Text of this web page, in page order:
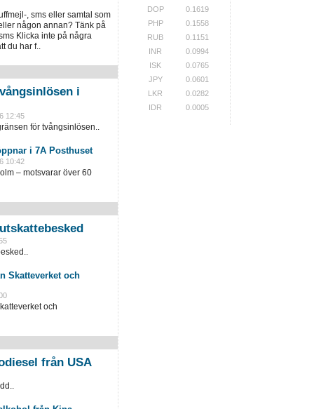
, sms eller samtal som
någon annan? Tänk på
Klicka inte på några
du har f..
i
12:45
för tvångsinlösen..
i 7A Posthuset
10:42
– motsvarar över 60
Skatteverket och
och
från USA
DOP
0.1619
PHP
0.1558
RUB
0.1151
INR
0.0994
ISK
0.0765
JPY
0.0601
LKR
0.0282
IDR
0.0005